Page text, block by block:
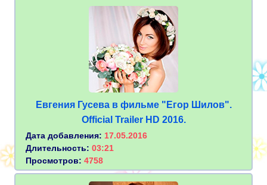
Евгения Гусева в фильме "Егор Шилов".
Official Trailer HD 2016.
Дата добавления: 17.05.2016
Длительность: 03:21
Просмотров: 4758